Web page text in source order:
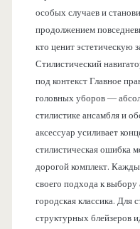
особых случаев и
продолжением
кто ценит эстетическую
Стилистический
под контекст Главное
головных уборов —
стилистике ансамбля и
аксессуар усиливает
стилистическая ошибка
дорогой комплект.
своего подхода к выбору
городская классика. Для
структурных блейзеров